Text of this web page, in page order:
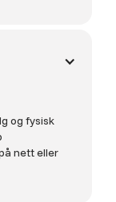
og fysisk
nett eller